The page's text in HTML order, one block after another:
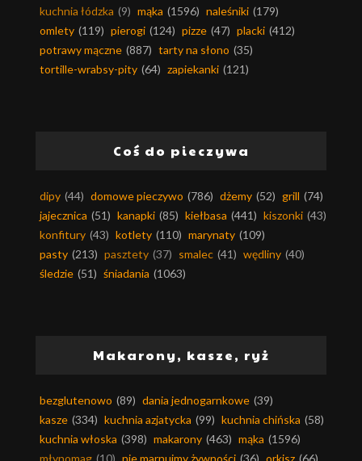
kuchnia łódzka (9) mąka (1596) naleśniki (179)
omlety (119) pierogi (124) pizze (47) placki (412)
potrawy mączne (887) tarty na słono (35)
tortille-wrabsy-pity (64) zapiekanki (121)
Coś do pieczywa
dipy (44) domowe pieczywo (786) dżemy (52) grill (74)
jajecznica (51) kanapki (85) kiełbasa (441) kiszonki (43)
konfitury (43) kotlety (110) marynaty (109)
pasty (213) pasztety (37) smalec (41) wędliny (40)
śledzie (51) śniadania (1063)
Makarony, kasze, ryż
bezglutenowo (89) dania jednogarnkowe (39)
kasze (334) kuchnia azjatycka (99) kuchnia chińska (58)
kuchnia włoska (398) makarony (463) mąka (1596)